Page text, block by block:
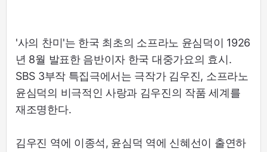
'사의 찬미'는 한국 최초의 소프라노 윤심덕이 1926
년 8월 발표한 음반이자 한국 대중가요의 효시.
SBS 3부작 특집극에서는 극작가 김우진, 소프라노
윤심덕의 비극적인 사랑과 김우진의 작품 세계를
재조명한다.
김우진 역에 이종석, 윤심덕 역에 신혜선이 출연하